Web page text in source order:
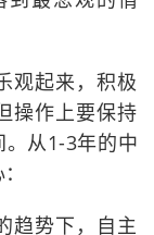
观起来，积极
操作上要保持
从1-3年的中
趋势下，自主